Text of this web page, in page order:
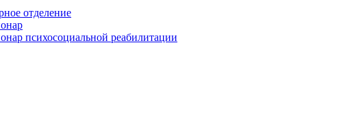
отделение
психосоциальной реабилитации